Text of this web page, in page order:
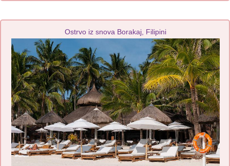
Ostrvo iz snova Borakaj, Filipini